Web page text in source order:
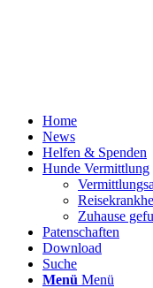
Home
News
Helfen & Spenden
Hunde Vermittlung
Zuhause
Patenschaften
Download
Suche
Menü Menü